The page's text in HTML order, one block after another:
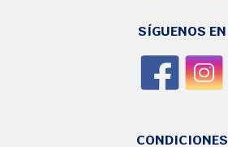
SÍGUENOS EN
CONDICIONES